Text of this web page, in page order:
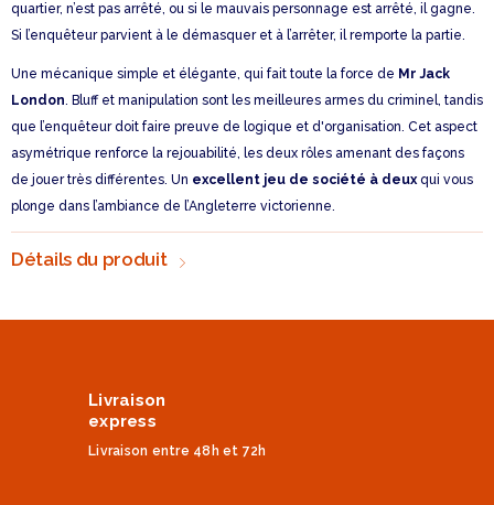
quartier, n’est pas arrêté, ou si le mauvais personnage est arrêté, il gagne.
Si l’enquêteur parvient à le démasquer et à l’arrêter, il remporte la partie.
Une mécanique simple et élégante, qui fait toute la force de Mr Jack
London. Bluff et manipulation sont les meilleures armes du criminel, tandis
que l’enquêteur doit faire preuve de logique et d'organisation. Cet aspect
asymétrique renforce la rejouabilité, les deux rôles amenant des façons
de jouer très différentes. Un excellent jeu de société à deuxqui vous
plonge dans l’ambiance de l’Angleterre victorienne.
Détails du produit
Livraison
express
Livraison entre 48h et 72h